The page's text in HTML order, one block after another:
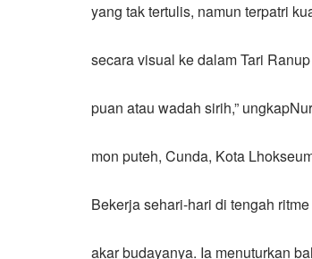
yang tak tertulis, namun terpatri
secara visual ke dalam Tari
puan atau wadah sirih,”
mon puteh, Cunda, Kota
Bekerja sehari-hari di tengah
akar budayanya. Ia menuturkan